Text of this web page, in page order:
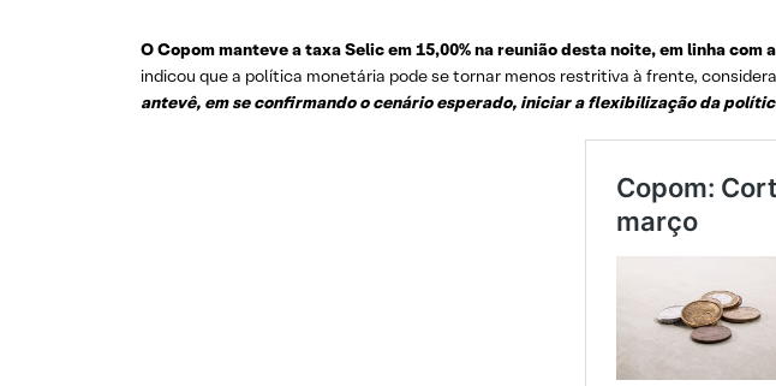
O Copom manteve a taxa Selic em 15,00% na reunião desta noite, em linha
indicou que a política monetária pode se tornar menos restritiva à frente,
antevê, em se confirmando o cenário esperado, iniciar a flexibilização da